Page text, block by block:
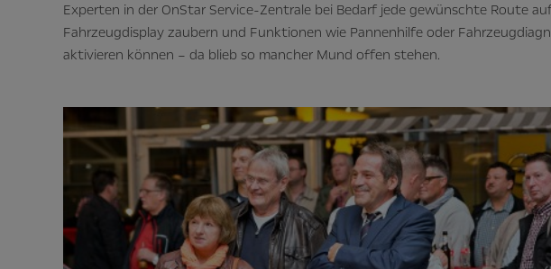
Experten in der OnStar Service-Zentrale bei Bedarf jede gewünschte Route
Fahrzeugdisplay zaubern und Funktionen wie Pannenhilfe oder
aktivieren können – da blieb so mancher Mund offen stehen.